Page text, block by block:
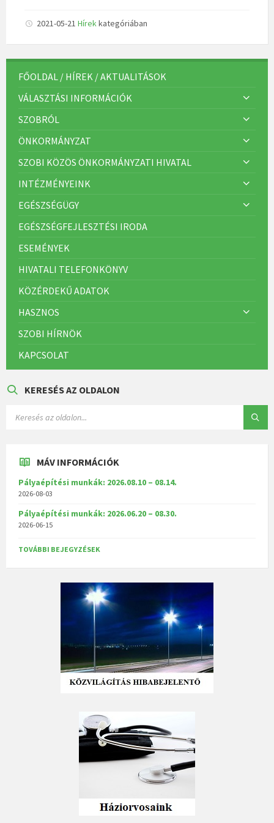
2021-05-21 Hírekkategóriában
FŐOLDAL / HÍREK / AKTUALITÁSOK
VÁLASZTÁSI INFORMÁCIÓK
SZOBRÓL
ÖNKORMÁNYZAT
SZOBI KÖZÖS ÖNKORMÁNYZATI HIVATAL
INTÉZMÉNYEINK
EGÉSZSÉGÜGY
EGÉSZSÉGFEJLESZTÉSI IRODA
ESEMÉNYEK
HIVATALI TELEFONKÖNYV
KÖZÉRDEKŰ ADATOK
HASZNOS
SZOBI HÍRNÖK
KAPCSOLAT
KERESÉS AZ OLDALON
MÁV INFORMÁCIÓK
Pályaépítési munkák: 2026.08.10 – 08.14.
2026-08-03
Pályaépítési munkák: 2026.06.20 – 08.30.
2026-06-15
TOVÁBBI BEJEGYZÉSEK